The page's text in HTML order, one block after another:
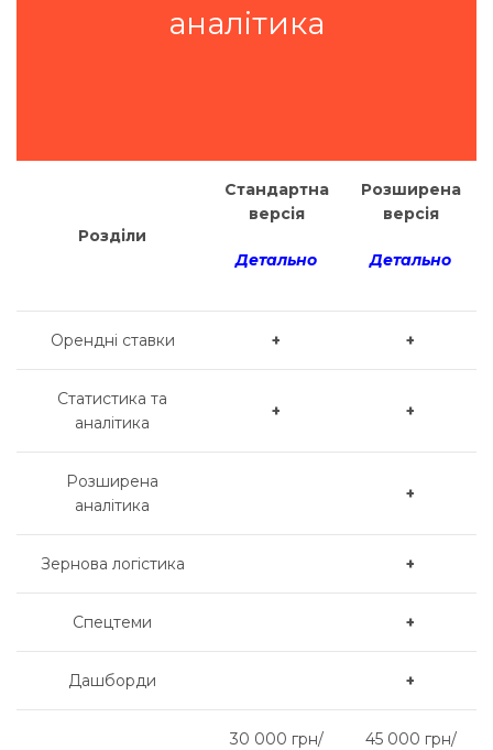
аналітика
Розділи
Стандартна
версія
Детально
Розширена
версія
Детально
Орендні ставки + +
Статистика та
аналітика
+ +
Розширена
аналітика
+
Зернова логістика +
Спецтеми +
Дашборди +
30 000 грн/
45 000 грн/